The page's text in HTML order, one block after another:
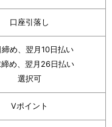
口座引落し
締め、翌月10日払い
締め、翌月26日払い
選択可
Vポイント